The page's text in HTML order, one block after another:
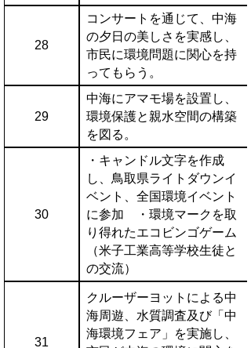
28
コンサートを通じて、中海
の夕日の美しさを実感し、
市民に環境問題に関心を持
ってもらう。
29
中海にアマモ場を設置し、
環境保護と親水空間の構築
を図る。
30
・キャンドル文字を作成
し、鳥取県ライトダウンイ
ベント、全国環境イベント
に参加 ・環境マークを取
り得れたエコビンゴゲーム
（米子工業高等学校生徒と
の交流）
31
クルーザーヨットによる中
海周遊、水質調査及び「中
海環境フェア」を実施し、